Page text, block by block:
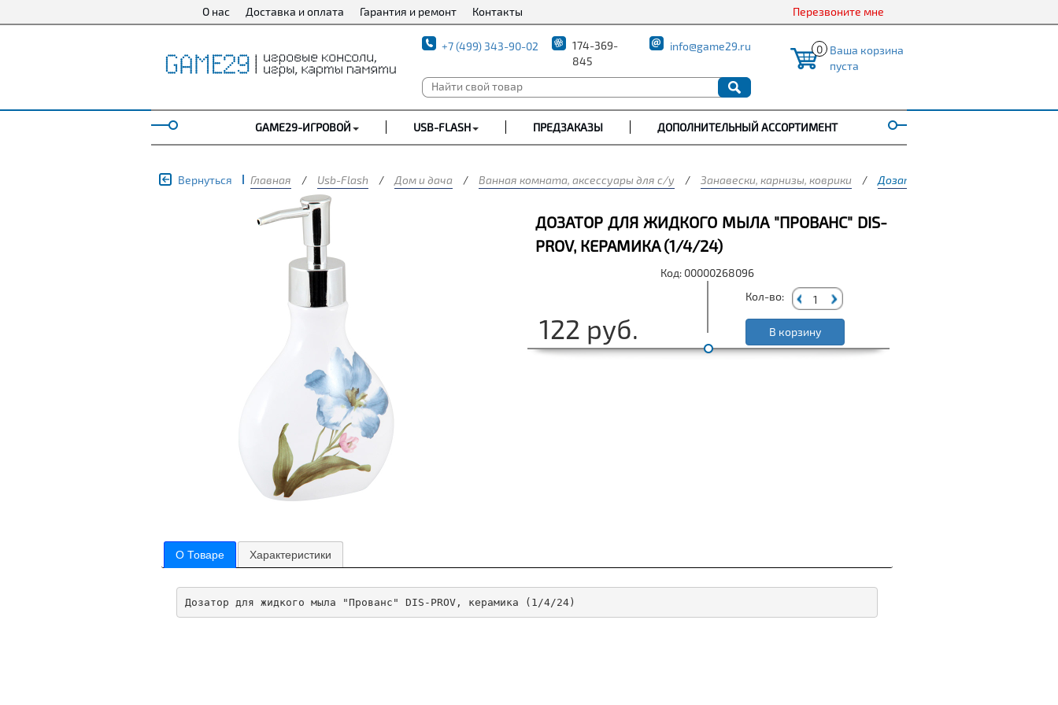
О нас Доставка и оплата Гарантия и ремонт Контакты Перезвоните мне
+7 (499) 343-90-02
174-369-
845
info@game29.ru 0 Ваша корзина
пуста
GAME29-ИГРОВОЙ USB-FLASH ПРЕДЗАКАЗЫ ДОПОЛНИТЕЛЬНЫЙ АССОРТИМЕНТ
Вернуться Главная / Usb-Flash / Дом и дача / Ванная комната, аксессуары для с/у / Занавески, карнизы, коврики / Дозатор для жидкого мыла
ДОЗАТОР ДЛЯ ЖИДКОГО МЫЛА "ПРОВАНС" DIS-
PROV, КЕРАМИКА (1/4/24)
Код: 00000268096
122 руб.
Кол-во:
В корзину
О Товаре Характеристики
Дозатор для жидкого мыла "Прованс" DIS-PROV, керамика (1/4/24)